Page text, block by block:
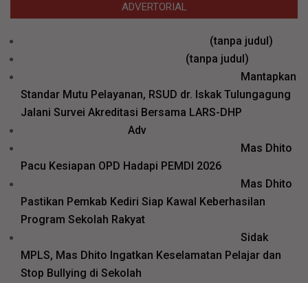
ADVERTORIAL
(tanpa judul)
(tanpa judul)
26571
Mantapkan
Standar Mutu Pelayanan, RSUD dr. Iskak Tulungagung
Jalani Survei Akreditasi Bersama LARS-DHP
Adv
Mas Dhito
Pacu Kesiapan OPD Hadapi PEMDI 2026
Mas Dhito
Pastikan Pemkab Kediri Siap Kawal Keberhasilan
Program Sekolah Rakyat
Sidak
MPLS, Mas Dhito Ingatkan Keselamatan Pelajar dan
Stop Bullying di Sekolah